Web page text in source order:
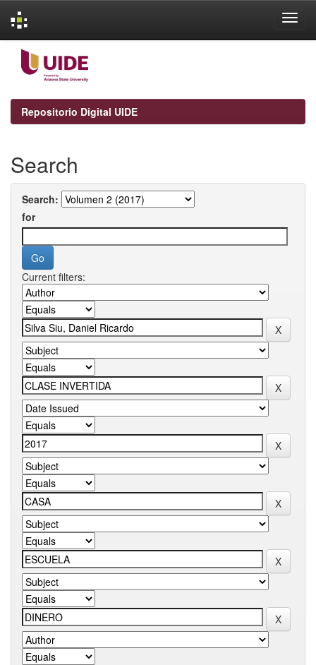
navigation
Repositorio Digital UIDE
Search
Search:
for
Current filters: